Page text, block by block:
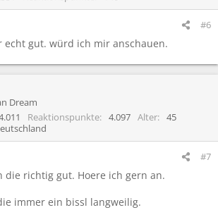
#6
gut. würd ich mir anschauen.
Dream
Reaktionspunkte 4.097 Alter
45
#7
die richtig gut. Hoere ich gern an.
immer ein bissl langweilig.